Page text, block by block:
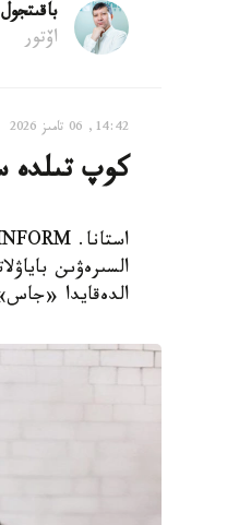
اۆتور
14:42, 06 تامىز 2026
كوپ تىلدە
السىرەۋىن
الدەقايدا